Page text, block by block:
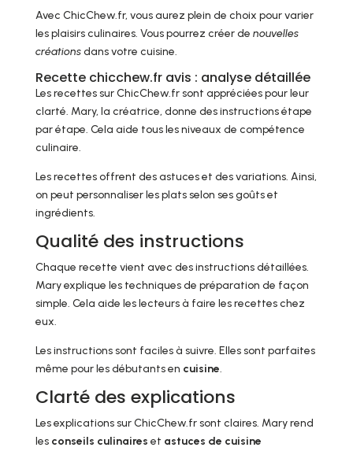
Avec ChicChew.fr, vous aurez plein de choix pour varier
les plaisirs culinaires. Vous pourrez créer de nouvelles
créationsdans votre cuisine.
Recette chicchew.fr avis : analyse détaillée
Les recettes sur ChicChew.fr sont appréciées pour leur
clarté. Mary, la créatrice, donne des instructions étape
par étape. Cela aide tous les niveaux de compétence
culinaire.
Les recettes offrent des astuces et des variations. Ainsi,
on peut personnaliser les plats selon ses goûts et
ingrédients.
Qualité des instructions
Chaque recette vient avec des instructions détaillées.
Mary explique les techniques de préparation de façon
simple. Cela aide les lecteurs à faire les recettes chez
eux.
Les instructions sont faciles à suivre. Elles sont parfaites
même pour les débutants en cuisine.
Clarté des explications
Les explications sur ChicChew.fr sont claires. Mary rend
les conseils culinaires et astuces de cuisine